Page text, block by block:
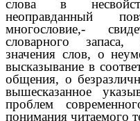
слова в
неоправданный
многословие,-
словарного запаса,
значения слов, о
высказывание в
общения, о
вышесказанное
проблем
понимания читаемого